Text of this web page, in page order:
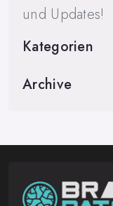
und Updates!
Kategorien
Archive